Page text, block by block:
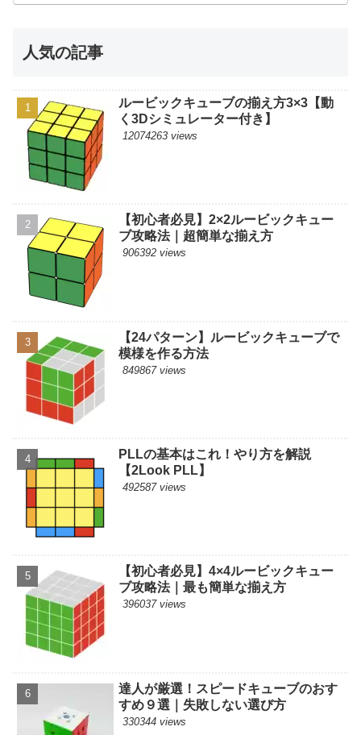
人気の記事
ルービックキューブの揃え方3×3【動
く3Dシミュレーター付き】
12074263 views
【初心者必見】2×2ルービックキュー
ブ攻略法｜超簡単な揃え方
906392 views
【24パターン】ルービックキューブで
模様を作る方法
849867 views
PLLの基本はこれ！やり方を解説
【2Look PLL】
492587 views
【初心者必見】4×4ルービックキュー
ブ攻略法｜最も簡単な揃え方
396037 views
達人が厳選！スピードキューブのおす
すめ９選｜失敗しない選び方
330344 views